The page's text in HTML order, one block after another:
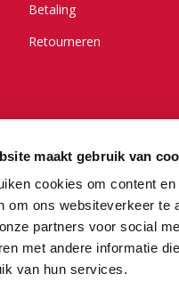
maakt gebruik van
cookies om content
om ons websiteverkeer te
partners voor social
met andere informatie
van hun services.
Betaling
Retourneren
Onze visie
Onze partners
Veelgestelde vragen
Vacature